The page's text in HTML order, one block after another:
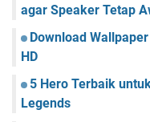
agar Speaker Tetap
Download
HD
5 Hero Terbaik
Legends